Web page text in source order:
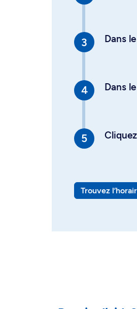
Dans
Dans
Trouvez